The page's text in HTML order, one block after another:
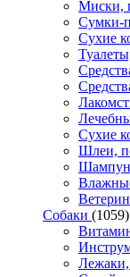
Миски,
Сумки-
Сухие
Сухие
Шлеи,
Собаки (1059)